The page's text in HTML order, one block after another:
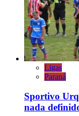
Ligas
Paraná
Sportivo
nada